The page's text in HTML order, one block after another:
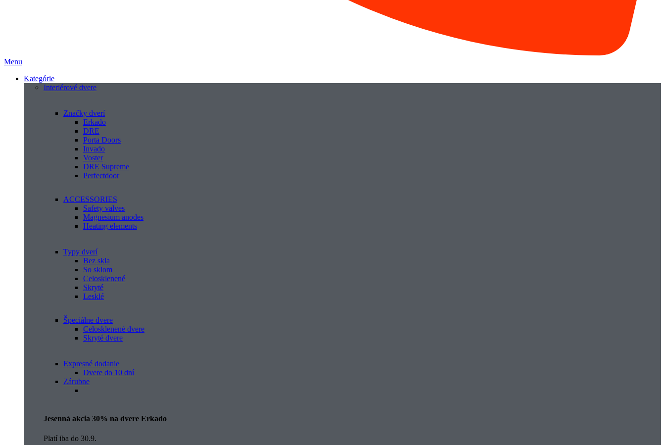
Menu
Kategórie
Interiérové dvere
Značky dverí
Erkado
DRE
Porta Doors
Invado
Voster
DRE Supreme
Perfectdoor
ACCESSORIES
Safety valves
Magnesium anodes
Heating elements
Typy dverí
Bez skla
So sklom
Celosklenené
Skryté
Lesklé
Špeciálne dvere
Celosklenené dvere
Skryté dvere
Expresné dodanie
Dvere do 10 dní
Zárubne
Jesenná akcia 30% na dvere Erkado
Platí iba do 30.9.